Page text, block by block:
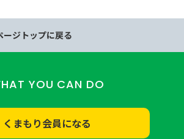
ージトップに戻る
YOU CAN DO
くまもり会員になる